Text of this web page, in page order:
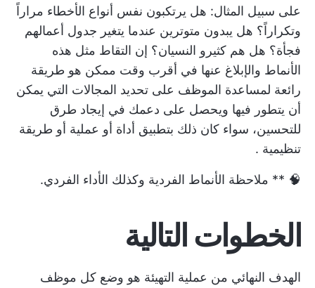
على سبيل المثال: هل يرتكبون نفس أنواع الأخطاء مراراً
وتكراراً؟ هل يبدون متوترين عندما يتغير جدول أعمالهم
فجأة؟ هل هم كثيرو النسيان؟ إن التقاط مثل هذه
الأنماط والإبلاغ عنها في أقرب وقت ممكن هو طريقة
رائعة لمساعدة الموظف على تحديد المجالات التي يمكن
أن يتطور فيها ويحصل على دعمك في إيجاد طرق
للتحسين، سواء كان ذلك بتطبيق أداة أو عملية أو طريقة
تنظيمية .
🧠 ** ملاحظة الأنماط الفردية وكذلك الأداء الفردي.
الخطوات التالية
الهدف النهائي من عملية التهيئة هو وضع كل موظف